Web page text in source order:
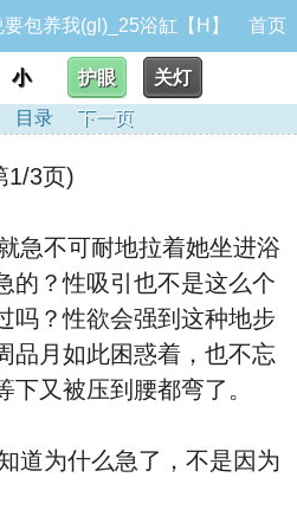
包养我(gl)_25浴缸【H】 首页
小 护眼
关灯
目录 下一页
3页)
急不可耐地拉着她坐进浴
？性吸引也不是这么个
吗？性欲会强到这种地步
品月如此困惑着，也不忘
又被压到腰都弯了。
道为什么急了，不是因为